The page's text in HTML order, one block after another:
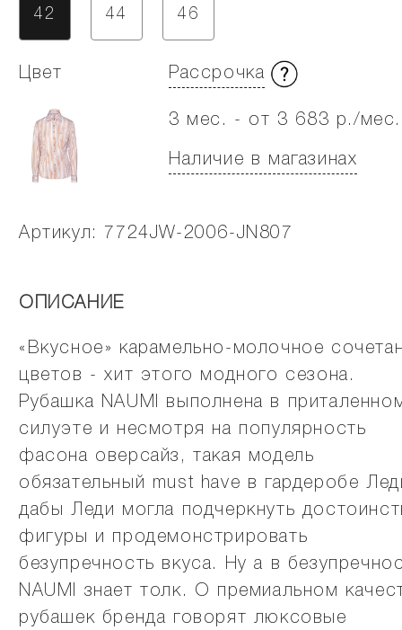
42 44 46
Цвет Рассрочка
3 мес. - от 3 683 р./мес.
Наличие в магазинах
Артикул: 7724JW-2006-JN807
ОПИСАНИЕ
«Вкусное» карамельно-молочное
цветов - хит этого модного сезона.
Рубашка NAUMI выполнена в
силуэте и несмотря на популярность
фасона оверсайз, такая модель
обязательный must have в гардеробе
дабы Леди могла подчеркнуть
фигуры и продемонстрировать
безупречность вкуса. Ну а в
NAUMI знает толк. О премиальном
рубашек бренда говорят люксовые